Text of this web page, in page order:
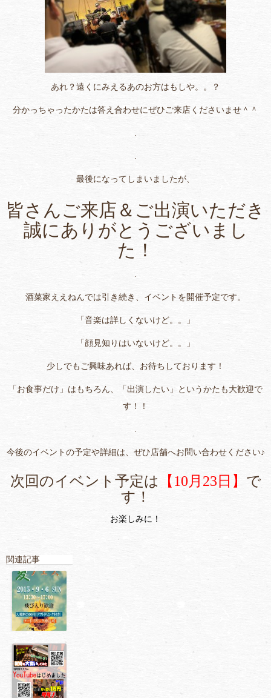
あれ？遠くにみえるあのお方はもしや。。？
分かっちゃったかたは答え合わせにぜひご来店くださいませ＾＾
.
.
最後になってしまいましたが、
皆さんご来店＆ご出演いただき
誠にありがとうございまし
た！
.
酒菜家ええねんでは引き続き、イベントを開催予定です。
「音楽は詳しくないけど。。」
「顔見知りはいないけど。。」
少しでもご興味あれば、お待ちしております！
「お食事だけ」はもちろん、「出演したい」というかたも大歓迎で
す！！
.
今後のイベントの予定や詳細は、ぜひ店舗へお問い合わせください♪
次回のイベント予定は 【10月23日】 で
す！
お楽しみに！
関連記事